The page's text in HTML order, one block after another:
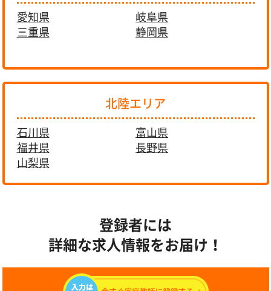
愛知県
岐阜県
三重県
静岡県
北陸エリア
石川県
富山県
福井県
長野県
山梨県
登録者には
詳細な求人情報をお届け！